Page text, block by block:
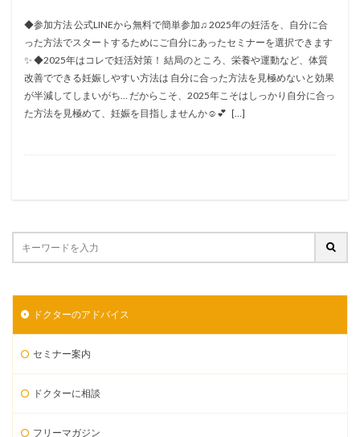
◆参加方法 公式LINEから無料で簡単参加♫ 2025年の妊活を、自分に合
った方法でスタートするためにご自分にあったセミナーを選択できます
✨ ◆2025年はコレで妊活対策！ 結局のところ、栄養や運動など、体質
改善でできる妊娠しやすい方法は 自分に合った方法を見極めないと効果
が半減してしまいがち… だからこそ、2025年こそはしっかり自分に合っ
た方法を見極めて、妊娠を目指しませんか☺💕 […]
ドクターのアドバイス
セミナー案内
ドクターに相談
フリーマガジン